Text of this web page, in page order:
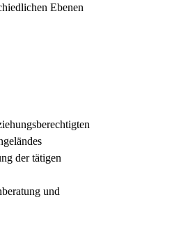
Ebenen
der tätigen
und